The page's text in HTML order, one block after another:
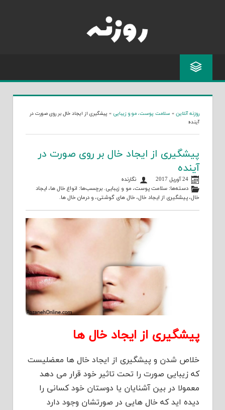
روزنه آنلاین » سلامت پوست، مو و زیبایی » پیشگیری از ایجاد خال بر روی صورت در
آینده
پیشگیری از ایجاد خال بر روی صورت در
آینده
24 آوریل 2017
نگارنده
دسته‌ها:سلامت پوست، مو و زیبایی. برچسب‌ها: انواع خال ها، ایجاد
خال، پیشگیری از ایجاد خال، خال های گوشتی، و درمان خال ها.
پیشگیری از ایجاد خال ها
خلاص شدن و پیشگیری از ایجاد خال ها معضلیست
که زیبایی صورت را تحت تاثیر خود قرار می دهد
معمولا در بین آشنایان یا دوستان خود کسانی را
دیده اید که خال هایی در صورتشان وجود دارد